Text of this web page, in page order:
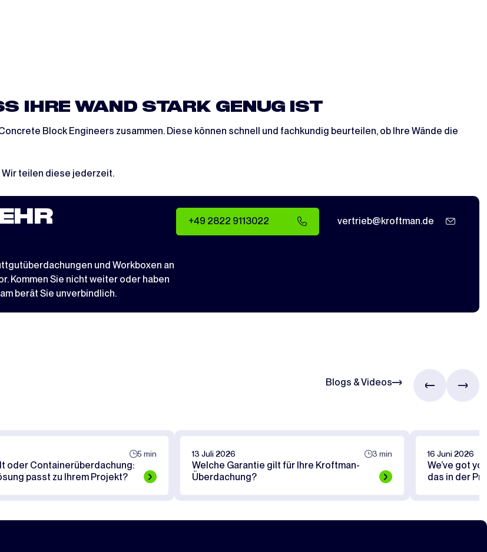
IHRE WAND STARK GENUG IST
Block Engineers zusammen. Diese können schnell und fachkundig beurteilen, ob Ihre Wände die
teilen diese jederzeit.
und Workboxen an
. Kommen Sie nicht weiter oder haben
berät Sie unverbindlich.
+49 2822 9113022 vertrieb@kroftman.de
Blogs & Videos
5 min
oder Containerüberdachung:
passt zu Ihrem Projekt?
13 Juli 2026 3 min
Welche Garantie gilt für Ihre Kroftman-
Überdachung?
16 Juni 2026
We’ve got
das in der